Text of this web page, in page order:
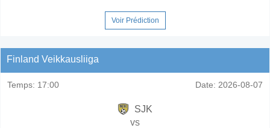
Voir Prédiction
Finland Veikkausliiga
Temps: 17:00 Date: 2026-08-07
SJK
vs